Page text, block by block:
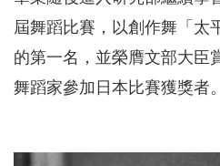
屆舞蹈比賽，以創作舞「太
的第一名，並榮膺文部大臣
舞蹈家參加日本比賽獲獎者。